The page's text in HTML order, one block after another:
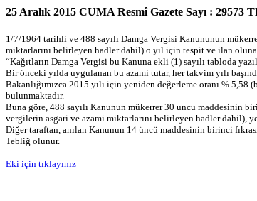
25 Aralık 2015 CUMA Resmî Gazete Sayı :
1/7/1964 tarihli ve 488 sayılı Damga Vergisi Kanununun
miktarlarını belirleyen hadler dahil) o yıl için tespit ve ilan
“Kağıtların Damga Vergisi bu Kanuna ekli (1) sayılı tabloda
Bir önceki yılda uygulanan bu azami tutar, her takvim yılı
Bakanlığımızca 2015 yılı için yeniden değerleme oranı %
bulunmaktadır.
Buna göre, 488 sayılı Kanunun mükerrer 30 uncu maddesinin
vergilerin asgari ve azami miktarlarını belirleyen hadler dahil),
Diğer taraftan, anılan Kanunun 14 üncü maddesinin birinci
Tebliğ olunur.
Eki için tıklayınız